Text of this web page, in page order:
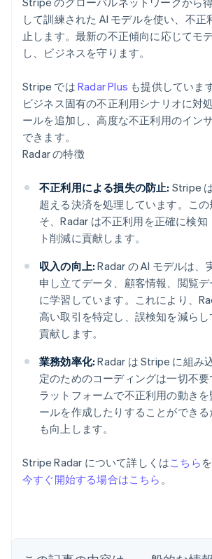
して訓練された AI モデルを使い、不正
止します。最新の不正傾向に応じてモ
し、ビジネスを守ります。
Stripe では Radar Plus も提供していま
ビジネス固有の不正利用シナリオに対
ールを追加し、高度な不正利用のイン
できます。
Radar の特徴
不正利用による損失の防止: Stripe
超える決済を処理しています。この
そ、Radar は不正利用を正確に検知
ト削減に貢献します。
収入の向上: Radar の AI モデルは、
申し立てデータ、顧客情報、閲覧デ
に学習しています。これにより、
高い取引を特定し、誤検知を減ら
貢献します。
業務効率化: Radar は Stripe に組み
定のためのコーディングは一切不
ラットフォームで不正利用の動き
ールを作成したりすることができ
も向上します。
Stripe Radar について詳しくはこちら
今すぐ開始する場合はこちら 。
English
アメリカ
イギリス